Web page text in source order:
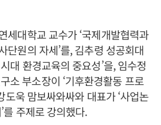
세대학교 교수가 ‘국제개발협력과
단원의 자세’를, 김추령 성공회대
대 환경교육의 중요성’을, 임수정
소 부소장이 ‘기후환경활동 프로
도욱 맘보싸와싸와 대표가 ‘사업논
를 주제로 강의했다.